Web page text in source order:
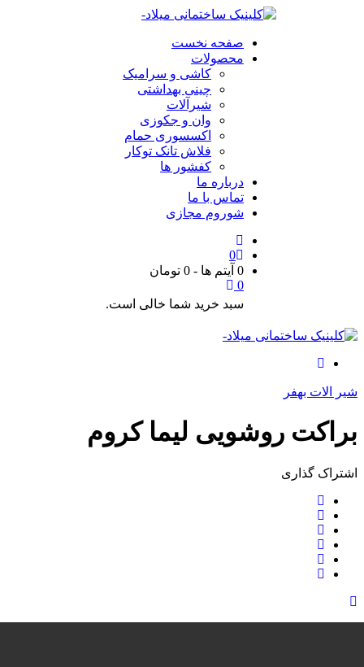
صفحه نخست
محصولات
کاشی و سرامیک
چینی بهداشتی
شیرآلات
وان و جکوزی
اکسسوری حمام
فلاش تانک توکار
کفشور ها
درباره ما
تماس با ما
شوروم مجازی
0
0 آیتم ها
-
0 تومان
0
سبد خرید شما خالی است.
شیر الات بهفر
براکت روشويی ليما کروم
اشتراک ‌گذاری